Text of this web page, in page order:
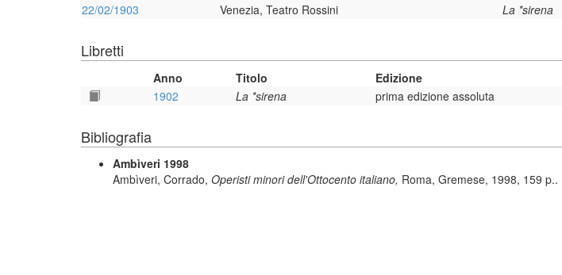
22/02/1903
Venezia, Teatro Rossini La *sirena
Libretti
Anno Titolo Edizione
1902
La *sirena prima edizione assoluta
Bibliografia
Ambìveri 1998
Ambìveri, Corrado, Operisti minori dell'Ottocento italiano, Roma, Gremese, 1998, 159 p..